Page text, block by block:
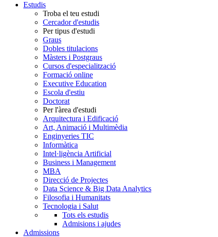
Estudis
Troba el teu estudi
Cercador d'estudis
Per tipus d'estudi
Graus
Dobles titulacions
Màsters i Postgraus
Cursos d'especialització
Formació online
Executive Education
Escola d'estiu
Doctorat
Per l'àrea d'estudi
Arquitectura i Edificació
Art, Animació i Multimèdia
Enginyeries TIC
Informàtica
Intel·ligència Artificial
Business i Management
MBA
Direcció de Projectes
Data Science & Big Data Analytics
Filosofia i Humanitats
Tecnologia i Salut
Tots els estudis
Admisions i ajudes
Admissions